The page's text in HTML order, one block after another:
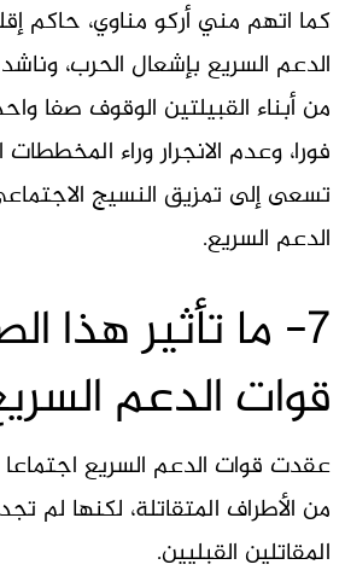
كما اتهم مني أركو مناوي، حاكم
الدعم السريع بإشعال الحرب، وناشد
من أبناء القبيلتين الوقوف صفا
فورا، وعدم الانجرار وراء
تسعى إلى تمزيق النسيج
الدعم السريع.
7- ما تأثير هذا
قوات الدعم
عقدت قوات الدعم السريع
من الأطراف المتقاتلة، لكنها لم
المقاتلين القبليين.